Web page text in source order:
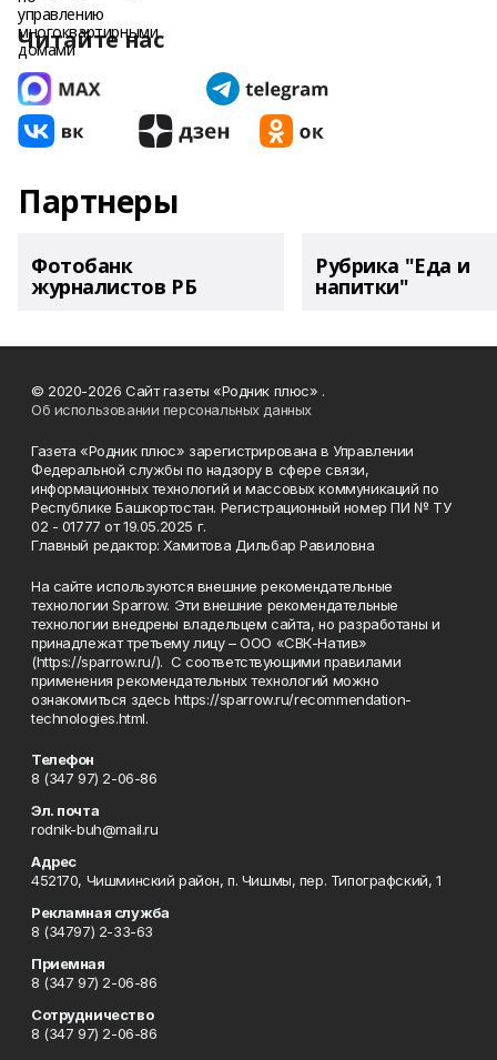
Читайте нас
Партнеры
Фотобанк
журналистов РБ
Рубрика "Еда и
напитки"
© 2020-2026 Сайт газеты «Родник плюс» .
Об использовании персональных данных
Газета «Родник плюс» зарегистрирована в Управлении
Федеральной службы по надзору в сфере связи,
информационных технологий и массовых коммуникаций по
Республике Башкортостан. Регистрационный номер ПИ № ТУ
02 - 01777 от 19.05.2025 г.
Главный редактор: Хамитова Дильбар Равиловна
На сайте используются внешние рекомендательные
технологии Sparrow. Эти внешние рекомендательные
технологии внедрены владельцем сайта, но разработаны и
принадлежат третьему лицу – ООО «СВК-Натив»
(https://sparrow.ru/). С соответствующими правилами
применения рекомендательных технологий можно
ознакомиться здесь https://sparrow.ru/recommendation-
technologies.html.
Телефон
8 (347 97) 2-06-86
Эл. почта
rodnik-buh@mail.ru
Адрес
452170, Чишминский район, п. Чишмы, пер. Типографский, 1
Рекламная служба
8 (34797) 2-33-63
Приемная
8 (347 97) 2-06-86
Сотрудничество
8 (347 97) 2-06-86